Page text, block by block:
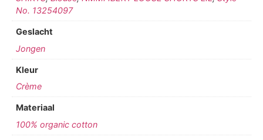
No. 13254097
Geslacht
Jongen
Kleur
Crème
Materiaal
100% organic cotton